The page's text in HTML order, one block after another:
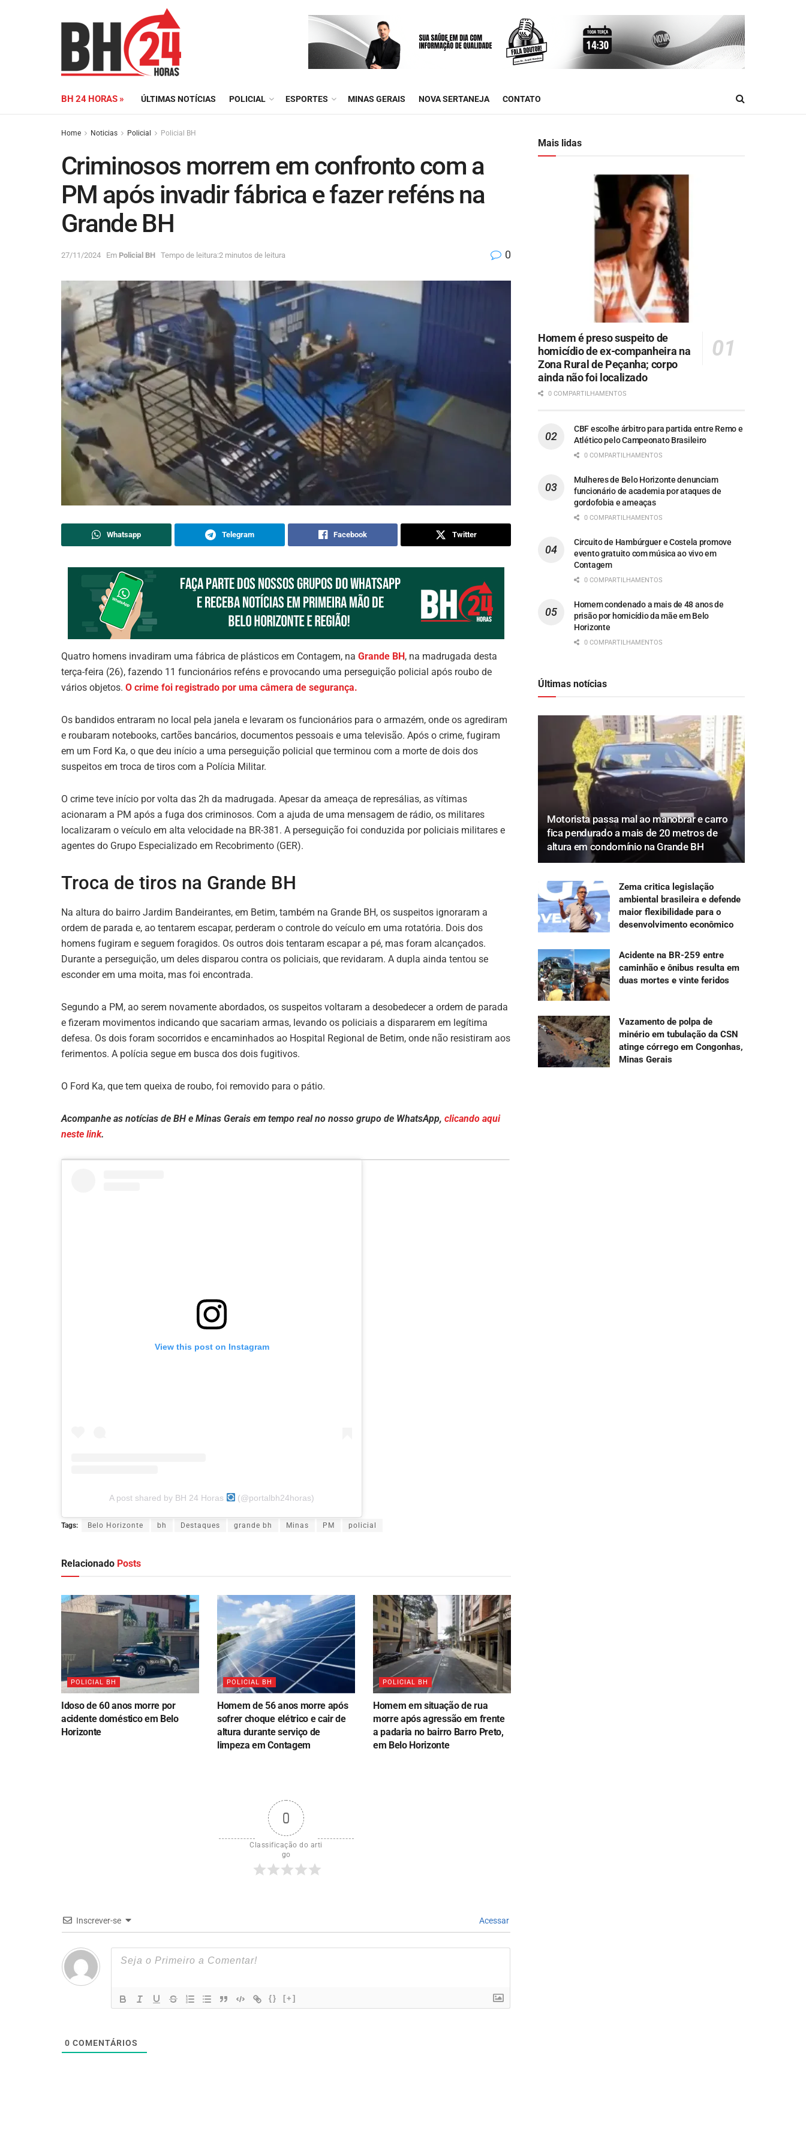
BH 24 HORAS » ÚLTIMAS NOTÍCIAS POLICIAL ESPORTES MINAS GERAIS NOVA SERTANEJA CONTATO
Home Noticias Policial Policial BH
Criminosos morrem em confronto com a
PM após invadir fábrica e fazer reféns na
Grande BH
27/11/2024 Em Policial BH Tempo de leitura:2 minutos de leitura 0
Whatsapp Telegram Facebook Twitter
Quatro homens invadiram uma fábrica de plásticos em Contagem, na Grande BH, na madrugada desta
terça-feira (26), fazendo 11 funcionários reféns e provocando uma perseguição policial após roubo de
vários objetos. O crime foi registrado por uma câmera de segurança.
Os bandidos entraram no local pela janela e levaram os funcionários para o armazém, onde os agrediram
e roubaram notebooks, cartões bancários, documentos pessoais e uma televisão. Após o crime, fugiram
em um Ford Ka, o que deu início a uma perseguição policial que terminou com a morte de dois dos
suspeitos em troca de tiros com a Polícia Militar.
O crime teve início por volta das 2h da madrugada. Apesar da ameaça de represálias, as vítimas
acionaram a PM após a fuga dos criminosos. Com a ajuda de uma mensagem de rádio, os militares
localizaram o veículo em alta velocidade na BR-381. A perseguição foi conduzida por policiais militares e
agentes do Grupo Especializado em Recobrimento (GER).
Troca de tiros na Grande BH
Na altura do bairro Jardim Bandeirantes, em Betim, também na Grande BH, os suspeitos ignoraram a
ordem de parada e, ao tentarem escapar, perderam o controle do veículo em uma rotatória. Dois dos
homens fugiram e seguem foragidos. Os outros dois tentaram escapar a pé, mas foram alcançados.
Durante a perseguição, um deles disparou contra os policiais, que revidaram. A dupla ainda tentou se
esconder em uma moita, mas foi encontrada.
Segundo a PM, ao serem novamente abordados, os suspeitos voltaram a desobedecer a ordem de parada
e fizeram movimentos indicando que sacariam armas, levando os policiais a dispararem em legítima
defesa. Os dois foram socorridos e encaminhados ao Hospital Regional de Betim, onde não resistiram aos
ferimentos. A polícia segue em busca dos dois fugitivos.
O Ford Ka, que tem queixa de roubo, foi removido para o pátio.
Acompanhe as notícias de BH e Minas Gerais em tempo real no nosso grupo de WhatsApp, clicando aqui
neste link.
View this post on Instagram
A post shared by BH 24 Horas (@portalbh24horas)
Tags: Belo Horizonte bh Destaques grande bh Minas PM policial
Relacionado Posts
POLICIAL BH
Idoso de 60 anos morre por
acidente doméstico em Belo
Horizonte
POLICIAL BH
Homem de 56 anos morre após
sofrer choque elétrico e cair de
altura durante serviço de
limpeza em Contagem
POLICIAL BH
Homem em situação de rua
morre após agressão em frente
a padaria no bairro Barro Preto,
em Belo Horizonte
0
Classificação do arti
go
Inscrever-se Acessar
{} [+]
0 COMENTÁRIOS
Mais lidas
Homem é preso suspeito de
homicídio de ex-companheira na
Zona Rural de Peçanha; corpo
ainda não foi localizado
0 COMPARTILHAMENTOS
CBF escolhe árbitro para partida entre Remo e
Atlético pelo Campeonato Brasileiro
0 COMPARTILHAMENTOS
Mulheres de Belo Horizonte denunciam
funcionário de academia por ataques de
gordofobia e ameaças
0 COMPARTILHAMENTOS
Circuito de Hambúrguer e Costela promove
evento gratuito com música ao vivo em
Contagem
0 COMPARTILHAMENTOS
Homem condenado a mais de 48 anos de
prisão por homicídio da mãe em Belo
Horizonte
0 COMPARTILHAMENTOS
Últimas notícias
Motorista passa mal ao manobrar e carro
fica pendurado a mais de 20 metros de
altura em condomínio na Grande BH
Zema critica legislação
ambiental brasileira e defende
maior flexibilidade para o
desenvolvimento econômico
Acidente na BR-259 entre
caminhão e ônibus resulta em
duas mortes e vinte feridos
Vazamento de polpa de
minério em tubulação da CSN
atinge córrego em Congonhas,
Minas Gerais